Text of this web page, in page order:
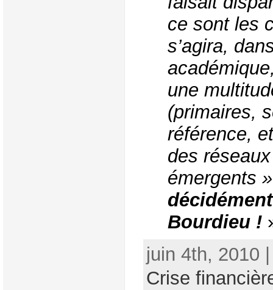
ce sont les
s’agira,
une
(primaires,
référence,
des
émergents
Bourdieu !
juin 4th, 2010
Crise